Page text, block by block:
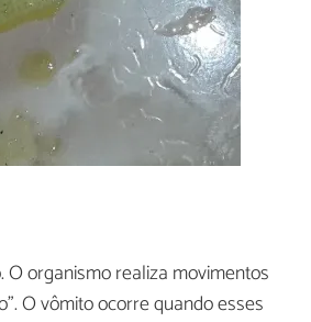
organismo realiza movimentos
O vômito ocorre quando esses